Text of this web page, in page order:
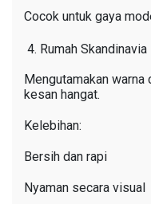
Cocok untuk gaya
Rumah Skandinavia
Mengutamakan warna
kesan hangat.
Kelebihan:
Bersih dan rapi
Nyaman secara visual